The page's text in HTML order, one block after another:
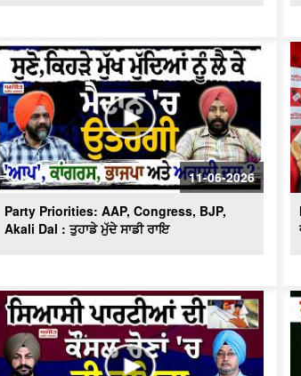
ਨਿਮਰ ਹੋਈ ਸਰਕਾਰ ਦਾ
ਪੈਂਤੜਾ, ਜਮ੍ਹਾਂ ਕਰਵਾਉਣੇ
ਦੇ ਸਰਟੀਫਿਕੇਟ
Congress ਕੱਟੇਗੀ ਕਈਆਂ
ਟਿਕਟ,Leadership ਨਹੀਂ
ਲਾਡਲਿਆਂ ਨੂੰ ਉਮੀਦਵਾਰ
ਸਿਆਸਤ 'ਚ re - entry !,
CM ?
ਬਿਨ੍ਹਾਂ ‘ਸਨਮਾਨ’ ਦੇ
ਸਿੱਖ ਪੂਰਾ ਨਾ ਹੋ ਸਕਿਆ
ਅੰਮ੍ਰਿਤਸਰ ਵਿਚਾਰ
ਨਿਭਾਈ ਮਰਿਆਦਾ ਸ੍ਰੀ
ਵਾਇਰਲ ਵੀਡਿਉ ਦਾ ਸੱਚ !
ਕੀ ਮੁੱਖ ਮੰਤਰੀ ਭਗਵੰਤ ਮਾਨ
ਲਾਈਵ ਹੋਵੇਗੀ ਸਾਰੀ
11-06-2026
Party Priorities: AAP, Congress, BJP,
Akali Dal : ਤੁਹਾਡੇ ਮੁੱਦੇ ਸਾਡੀ ਰਾਇ